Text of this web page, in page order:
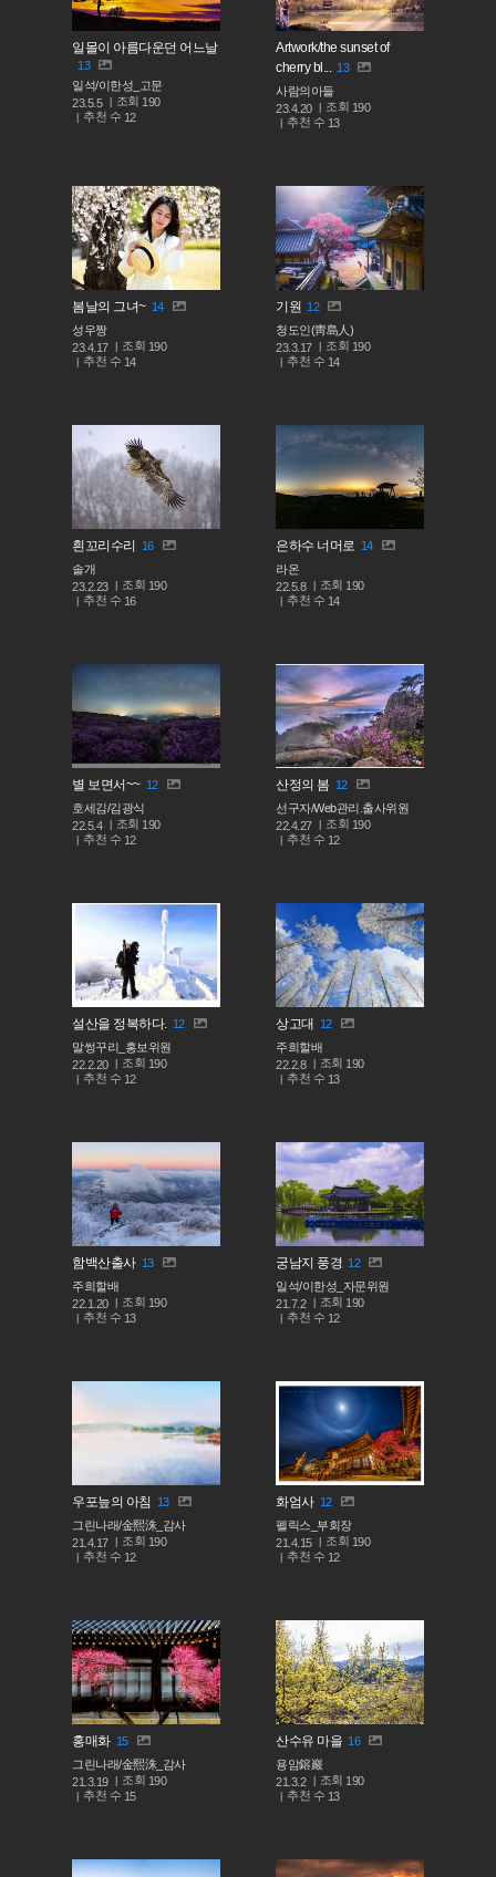
일몰이 아름다운던 어느날
13
일석/이한성_고문
23.5.5
조회 190
추천 수 12
Artwork/the sunset of
cherry bl... 13
사람의아들
23.4.20
조회 190
추천 수 13
봄날의 그녀~ 14
성우짱
23.4.17
조회 190
추천 수 14
기원 12
청도인(靑島人)
23.3.17
조회 190
추천 수 14
흰꼬리수리
16
솔개
23.2.23
조회 190
추천 수 16
은하수 너머로 14
라온
22.5.8
조회 190
추천 수 14
별 보면서~~ 12
호세김/김광식
22.5.4
조회 190
추천 수 12
산정의 봄 12
선구자/Web관리.출사위원
22.4.27
조회 190
추천 수 12
설산을 정복하다. 12
말썽꾸리_홍보위원
22.2.20
조회 190
추천 수 12
상고대
12
주희할배
22.2.8
조회 190
추천 수 13
함백산출사 13
주희할배
22.1.20
조회 190
추천 수 13
궁남지 풍경 12
일석/이한성_자문위원
21.7.2
조회 190
추천 수 12
우포늪의 아침
13
그린나래/金熙洙_감사
21.4.17
조회 190
추천 수 12
화엄사 12
펠릭스_부회장
21.4.15
조회 190
추천 수 12
홍매화 15
그린나래/金熙洙_감사
21.3.19
조회 190
추천 수 15
산수유 마을 16
용암鎔巖
21.3.2
조회 190
추천 수 13